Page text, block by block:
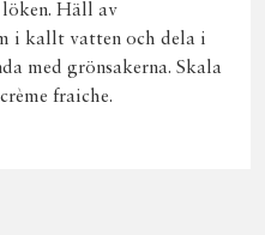
Häll av
i kallt vatten och dela i
med grönsakerna. Skala
fraiche.